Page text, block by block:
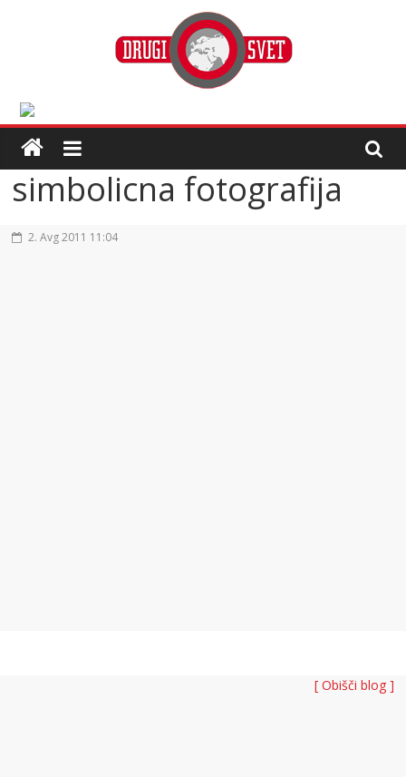
simbolicna fotografija
2. Avg 2011 11:04
[ Obišči blog ]